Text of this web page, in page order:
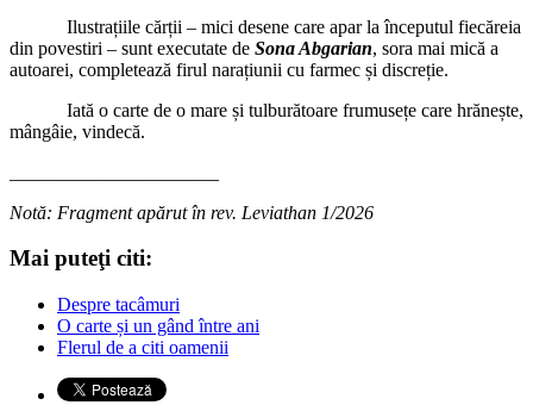
Ilustrațiile cărții – mici desene care apar la începutul fiecăreia
din povestiri – sunt executate de Sona Abgarian, sora mai mică a
autoarei, completează firul narațiunii cu farmec și discreție.
Iată o carte de o mare și tulburătoare frumusețe care hrănește,
mângâie, vindecă.
Notă: Fragment apărut în rev. Leviathan 1/2026
Mai puteţi citi:
Despre tacâmuri
O carte și un gând între ani
Flerul de a citi oamenii